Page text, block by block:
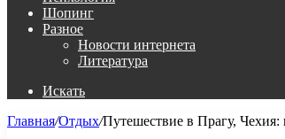
Шопинг
Разное
Новости интернета
Литература
Искать
Главная/Отдых/Путешествие в Прагу, Чехия: